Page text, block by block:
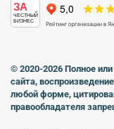
ЗА
ЧЕСТНЫЙ
БИЗНЕС
© 2020-2026 Полное
сайта,
любой форме,
правообладателя